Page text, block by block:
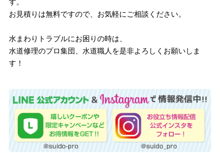
す。
お見積りは無料ですので、お気軽にご相談ください。
水まわりトラブルにお困りの時は、
水道修理のプロ集団、水道職人を是非よろしくお願いしま
す！